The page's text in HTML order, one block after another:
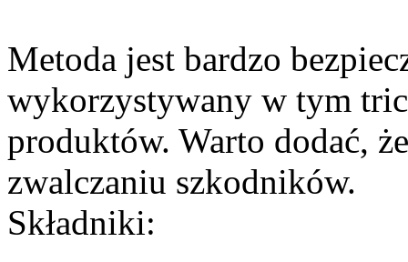
Metoda jest bardzo
wykorzystywany w tym
produktów. Warto dodać,
zwalczaniu szkodników.
Składniki: